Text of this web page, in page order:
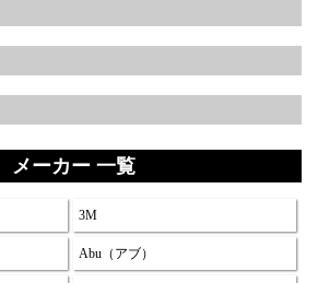
メーカー 一覧
3M
Abu（アブ）